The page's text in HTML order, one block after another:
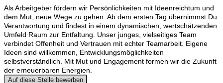
Als Arbeitgeber fördern wir Persönlichkeiten mit Ideenreichtum und
dem Mut, neue Wege zu gehen. Ab dem ersten Tag übernimmst Du
Verantwortung und findest in einem dynamischen, wertschätzenden
Umfeld Raum zur Entfaltung. Unser junges, vielseitiges Team
verbindet Offenheit und Vertrauen mit echter Teamarbeit. Eigene
Ideen sind willkommen, Entwicklungsmöglichkeiten
selbstverständlich. Mit Mut und Engagement formen wir die Zukunft
der erneuerbaren Energien.
Auf diese Stelle bewerben